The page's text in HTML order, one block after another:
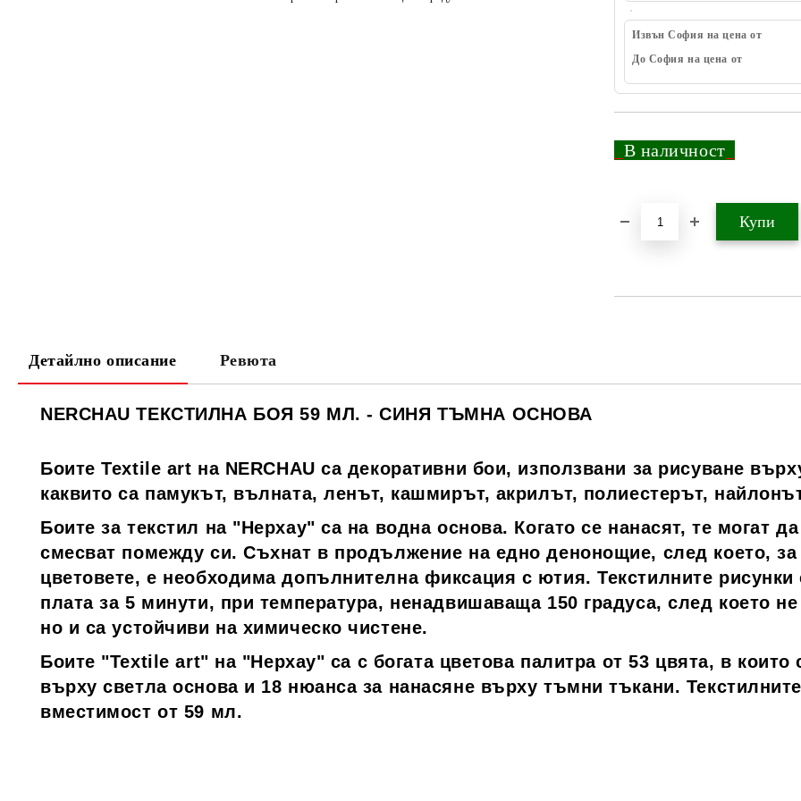
Извън София на цена от
До София на цена от
В наличност
Детайлно описание Ревюта
NERCHAU ТЕКСТИЛНА БОЯ 59 МЛ. - СИНЯ ТЪМНА ОСНОВА
Боите Textile art на NERCHAU са декоративни бои, използвани за рисуване
каквито са памукът, вълната, ленът, кашмирът, акрилът, полиестерът,
Боите за текстил на "Нерхау" са на водна основа. Когато се нанасят, те могат
смесват помежду си. Съхнат в продължение на едно денонощие, след което,
цветовете, е необходима допълнителна фиксация с ютия. Текстилните рисунки
плата за 5 минути, при температура, ненадвишаваща 150 градуса, след което
но и са устойчиви на химическо чистене.
Боите "Textile art" на "Нерхау" са с богата цветова палитра от 53 цвята, в които
върху светла основа и 18 нюанса за нанасяне върху тъмни тъкани.
вместимост от 59 мл.